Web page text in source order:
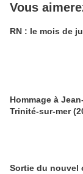
Vous
RN : le mois de
Hommage à
Trinité-sur-mer
Sortie du nouvel